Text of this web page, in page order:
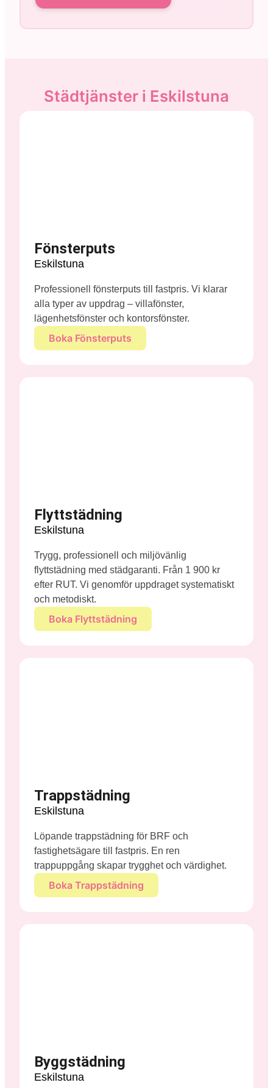
Städtjänster i Eskilstuna
Fönsterputs
Eskilstuna
Professionell fönsterputs till fastpris. Vi klarar
alla typer av uppdrag – villafönster,
lägenhetsfönster och kontorsfönster.
Boka Fönsterputs
Flyttstädning
Eskilstuna
Trygg, professionell och miljövänlig
flyttstädning med städgaranti. Från 1 900 kr
efter RUT. Vi genomför uppdraget systematiskt
och metodiskt.
Boka Flyttstädning
Trappstädning
Eskilstuna
Löpande trappstädning för BRF och
fastighetsägare till fastpris. En ren
trappuppgång skapar trygghet och värdighet.
Boka Trappstädning
Byggstädning
Eskilstuna